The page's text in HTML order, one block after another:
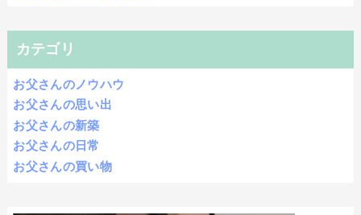
カテゴリ
お父さんのノウハウ
お父さんの思い出
お父さんの新築
お父さんの日常
お父さんの買い物